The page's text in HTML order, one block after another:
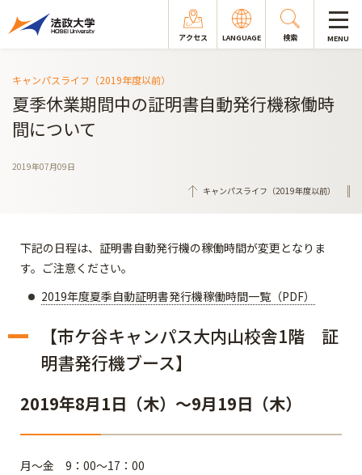
アクセス LANGUAGE 検索 MENU
キャンパスライフ（2019年度以前）
夏季休業期間中の証明書自動発行機稼働時
間について
2019年07月09日
キャンパスライフ（2019年度以前）
下記の日程は、証明書自動発行機の稼働時間が変更となりま
す。ご注意ください。
2019年度夏季自動証明書発行機稼働時間一覧（PDF）
【市ケ谷キャンパス大内山校舎1階 証
明書発行機ブース】
2019年8月1日（木）～9月19日（木）
月～金 9：00～17：00